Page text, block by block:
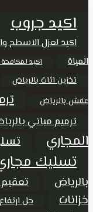
اكيد جروب
اكيد لعزل الاسطح
المياة
اكيد
تخزين اثاث بالرياض
عفش بالرياض
ترميم مباني
المجاري
تسليك
بالرياض
تعقيم
خزانات
حل